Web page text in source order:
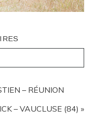
*
– RÉUNION
– VAUCLUSE (84) »